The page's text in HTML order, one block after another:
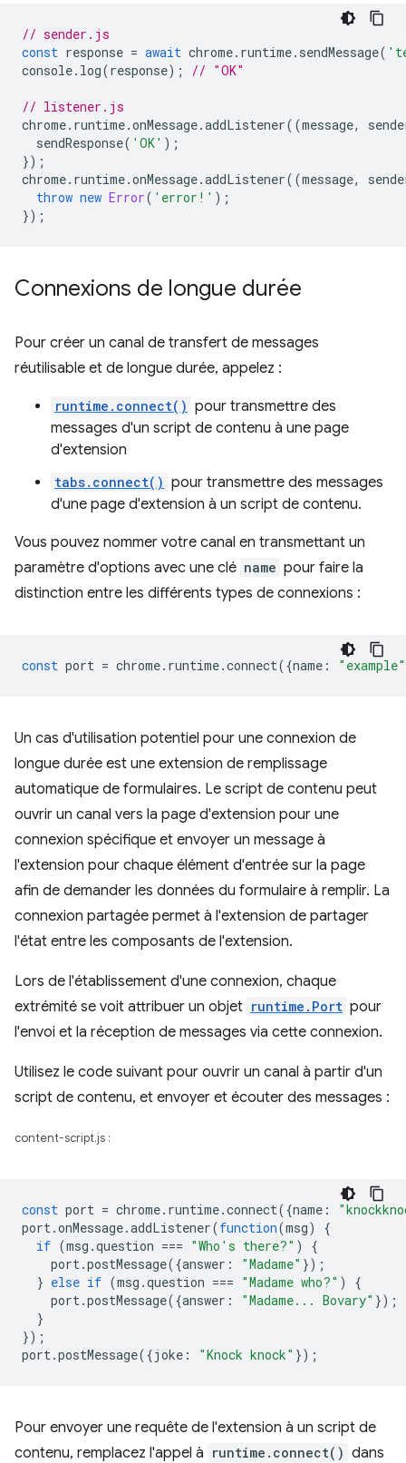
// sender.js
const response = await chrome. runtime. sendMessage(
console. log(response); // "OK"
// listener.js
chrome. runtime.onMessage.addListener((message,
sendResponse( 'OK' );
});
chrome. runtime.onMessage.addListener((message,
throw new Error( 'error!' );
});
Connexions de longue durée
Pour créer un canal de transfert de messages
réutilisable et de longue durée, appelez :
runtime.connect() pour transmettre des
messages d'un script de contenu à une page
d'extension
tabs.connect() pour transmettre des messages
d'une page d'extension à un script de contenu.
Vous pouvez nommer votre canal en transmettant un
paramètre d'options avec une clé name pour faire la
distinction entre les différents types de connexions :
const port = chrome. runtime.connect({name : "example"
Un cas d'utilisation potentiel pour une connexion de
longue durée est une extension de remplissage
automatique de formulaires. Le script de contenu peut
ouvrir un canal vers la page d'extension pour une
connexion spécifique et envoyer un message à
l'extension pour chaque élément d'entrée sur la page
afin de demander les données du formulaire à remplir. La
connexion partagée permet à l'extension de partager
l'état entre les composants de l'extension.
Lors de l'établissement d'une connexion, chaque
extrémité se voit attribuer un objet runtime.Port pour
l'envoi et la réception de messages via cette connexion.
Utilisez le code suivant pour ouvrir un canal à partir d'un
script de contenu, et envoyer et écouter des messages :
content-script.js :
const port = chrome. runtime.connect({name :
port.onMessage.addListener(function(msg)
{
if (msg .question === "Who's there?" )
{
port.postMessage({answer : "Madame" });
} else if (msg .question === "Madame who?" )
{
port.postMessage({answer : "Madame... Bovary" });
}
});
port.postMessage({joke : "Knock knock" });
Pour envoyer une requête de l'extension à un script de
contenu, remplacez l'appel à runtime.connect() dans